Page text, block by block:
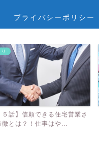
プライバシーポリシー
り
５話】信頼できる住宅営業さ
徴とは？！仕事はや...